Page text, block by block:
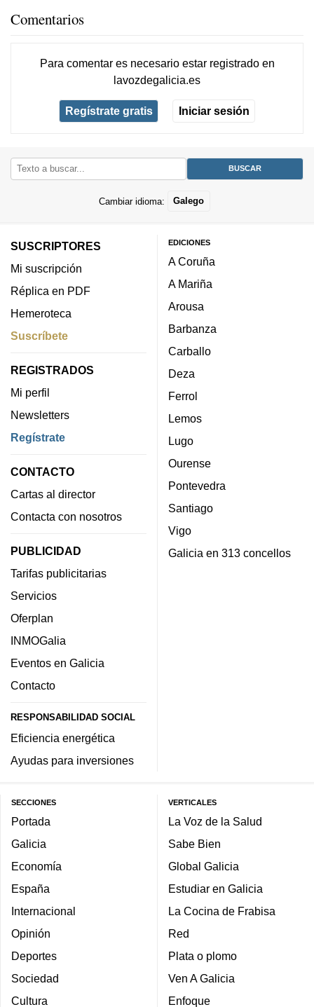
Comentarios
Para comentar es necesario estar registradoen
lavozdegalicia.es
Regístrate gratis Iniciar sesión
Cambiar idioma: Galego
SUSCRIPTORES
Mi suscripción
Réplica en PDF
Hemeroteca
Suscríbete
REGISTRADOS
Mi perfil
Newsletters
Regístrate
CONTACTO
Cartas al director
Contacta con nosotros
PUBLICIDAD
Tarifas publicitarias
Servicios
Oferplan
INMOGalia
Eventos en Galicia
Contacto
RESPONSABILIDAD SOCIAL
Eficiencia energética
Ayudas para inversiones
EDICIONES
A Coruña
A Mariña
Arousa
Barbanza
Carballo
Deza
Ferrol
Lemos
Lugo
Ourense
Pontevedra
Santiago
Vigo
Galicia en 313 concellos
SECCIONES
Portada
Galicia
Economía
España
Internacional
Opinión
Deportes
Sociedad
Cultura
VERTICALES
La Voz de la Salud
Sabe Bien
Global Galicia
Estudiar en Galicia
La Cocina de Frabisa
Red
Plata o plomo
Ven A Galicia
Enfoque